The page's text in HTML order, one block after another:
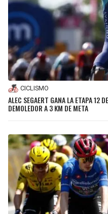
CICLISMO
ALEC SEGAERT GANA LA ETAPA 12
DEMOLEDOR A 3 KM DE META